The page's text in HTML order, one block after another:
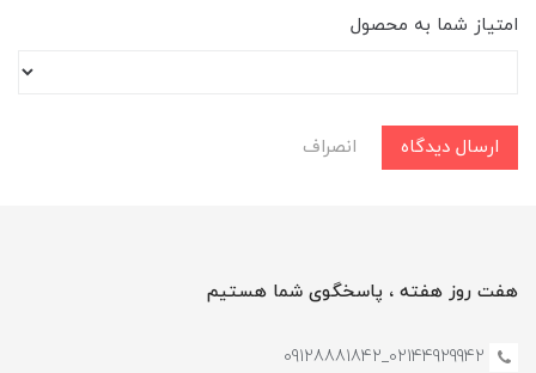
امتیاز شما به محصول
ارسال دیدگاه انصراف
هفت روز هفته ، پاسخگوی شما هستیم
02144929942_09128881842